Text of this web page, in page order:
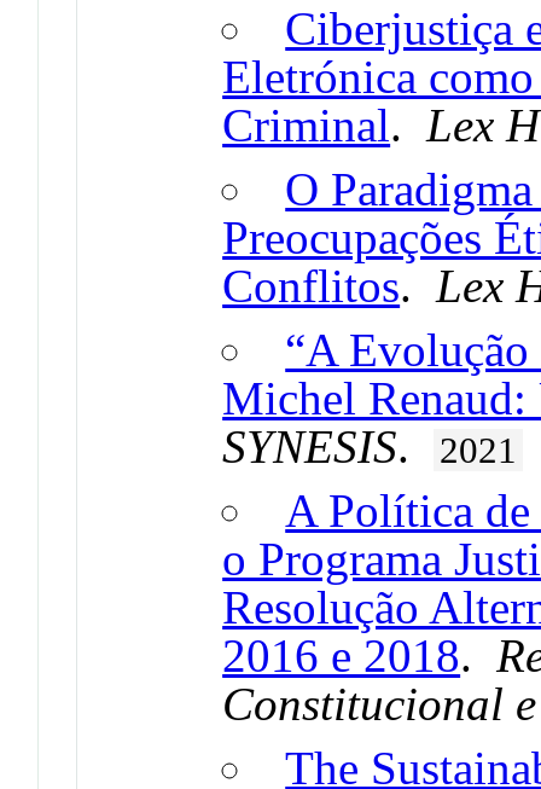
Ciberjustiça
Eletrónica
Criminal.Lex
O
Preocupações
Conflitos.Lex
“A
Michel Renaud:
SYNESIS. 2021
A Política de
o Programa
Resolução
2016 e 2018.
Constitucional
The